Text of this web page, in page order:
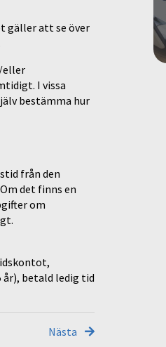
gäller att se över
eller
I vissa
bestämma hur
från den
det finns en
om
år), betald ledig tid
Nästa